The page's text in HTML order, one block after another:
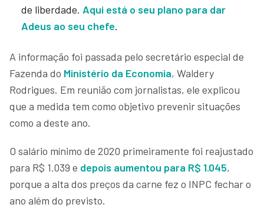
de liberdade. Aqui está o seu plano para dar
Adeus ao seu chefe.
A informação foi passada pelo secretário especial de
Fazenda do Ministério da Economia, Waldery
Rodrigues. Em reunião com jornalistas, ele explicou
que a medida tem como objetivo prevenir situações
como a deste ano.
O salário mínimo de 2020 primeiramente foi reajustado
para R$ 1.039 e depois aumentou para R$ 1.045,
porque a alta dos preços da carne fez o INPC fechar o
ano além do previsto.